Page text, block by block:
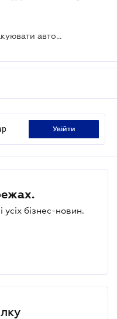
У Києві продовжують масово евакуювати автомобілі
увійти
усіх бізнес-новин.